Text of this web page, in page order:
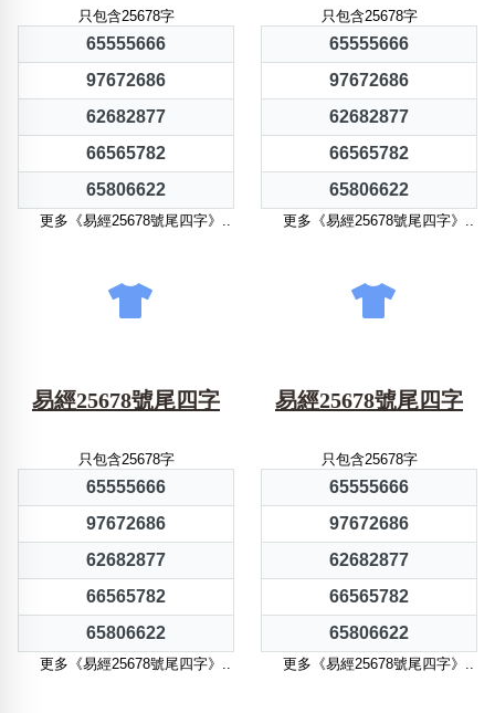
只包含25678字
65555666
97672686
62682877
66565782
65806622
更多《易經25678號尾四字》..
只包含25678字
65555666
97672686
62682877
66565782
65806622
更多《易經25678號尾四字》..
易經25678號尾四字
只包含25678字
65555666
97672686
62682877
66565782
65806622
更多《易經25678號尾四字》..
易經25678號尾四字
只包含25678字
65555666
97672686
62682877
66565782
65806622
更多《易經25678號尾四字》..